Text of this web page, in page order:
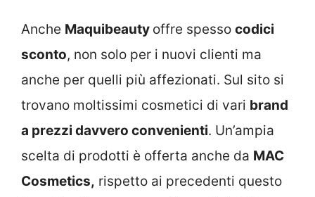
Anche Maquibeauty offre spesso codici
sconto, non solo per i nuovi clienti ma
anche per quelli più affezionati. Sul sito si
trovano moltissimi cosmetici di vari brand
a prezzi davvero convenienti. Un’ampia
scelta di prodotti è offerta anche da MAC
Cosmetics, rispetto ai precedenti questo